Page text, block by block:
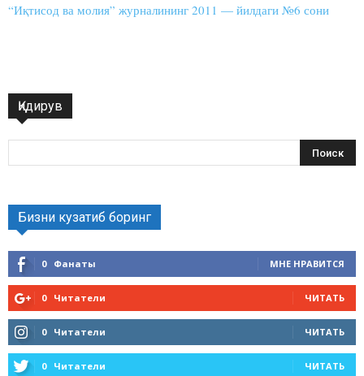
“Иқтисод ва молия” журналининг 2011 — йилдаги №6 сони
Қидирув
Бизни кузатиб боринг
0 Фанаты МНЕ НРАВИТСЯ
0 Читатели ЧИТАТЬ
0 Читатели ЧИТАТЬ
0 Читатели ЧИТАТЬ